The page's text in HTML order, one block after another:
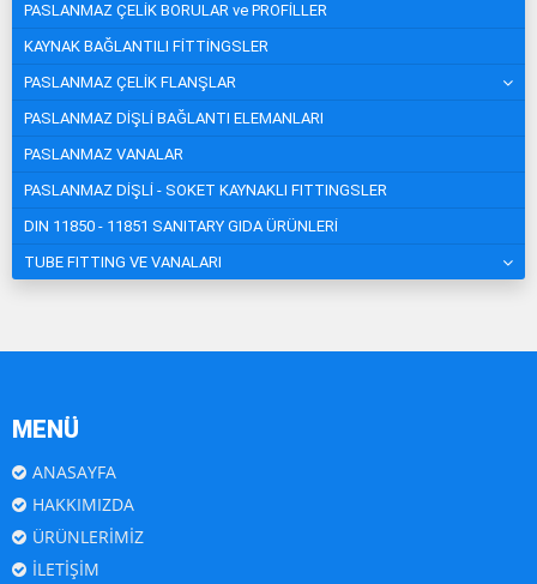
PASLANMAZ ÇELİK BORULAR ve PROFİLLER
KAYNAK BAĞLANTILI FİTTİNGSLER
PASLANMAZ ÇELİK FLANŞLAR
PASLANMAZ DİŞLİ BAĞLANTI ELEMANLARI
PASLANMAZ VANALAR
PASLANMAZ DİŞLİ - SOKET KAYNAKLI FITTINGSLER
DIN 11850 - 11851 SANITARY GIDA ÜRÜNLERİ
TUBE FITTING VE VANALARI
MENÜ
ANASAYFA
HAKKIMIZDA
ÜRÜNLERİMİZ
İLETİŞİM